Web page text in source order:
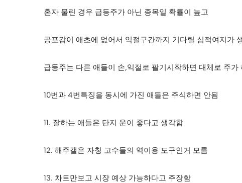
혼자 물린 경우 급등주가 아닌 종목일 확률이 높고
공포감이 애초에 없어서 익절구간까지 기다릴 심적여지가
급등주는 다른 애들이 손,익절로 팔기시작하면 대체로 주가
10번과 4번특징을 동시에 가진 애들은 주식하면 안됨
11. 잘하는 애들은 단지 운이 좋다고 생각함
12. 해주갤은 자칭 고수들의 역이용 도구인거 모름
13. 차트만보고 시장 예상 가능하다고 주장함